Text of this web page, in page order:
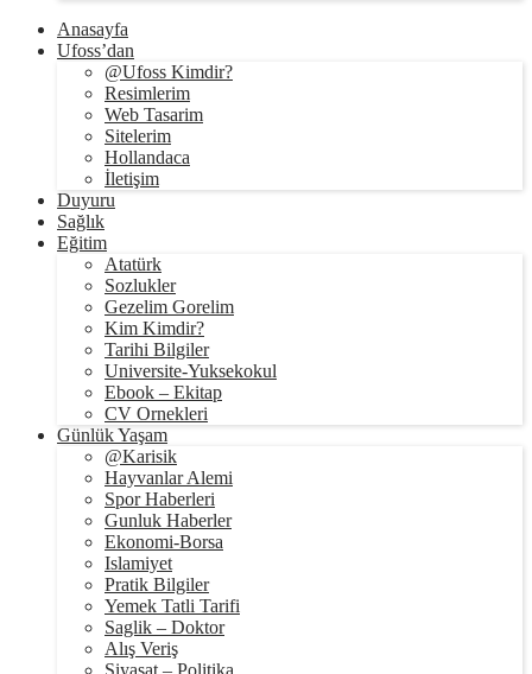
Anasayfa
Ufoss’dan
@Ufoss Kimdir?
Resimlerim
Web Tasarim
Sitelerim
Hollandaca
İletişim
Duyuru
Sağlık
Eğitim
Atatürk
Sozlukler
Gezelim Gorelim
Kim Kimdir?
Tarihi Bilgiler
Universite-Yuksekokul
Ebook – Ekitap
CV Ornekleri
Günlük Yaşam
@Karisik
Hayvanlar Alemi
Spor Haberleri
Gunluk Haberler
Ekonomi-Borsa
Islamiyet
Pratik Bilgiler
Yemek Tatli Tarifi
Saglik – Doktor
Alış Veriş
Siyasat – Politika